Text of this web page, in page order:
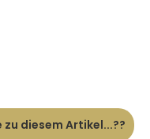
zu diesem Artikel...??